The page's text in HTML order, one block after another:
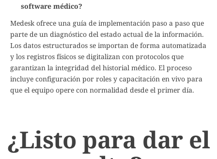
software médico?
Medesk ofrece una guía de implementación paso a paso que
parte de un diagnóstico del estado actual de la información.
Los datos estructurados se importan de forma automatizada
y los registros físicos se digitalizan con protocolos que
garantizan la integridad del historial médico. El proceso
incluye configuración por roles y capacitación en vivo para
que el equipo opere con normalidad desde el primer día.
¿Listo para dar el